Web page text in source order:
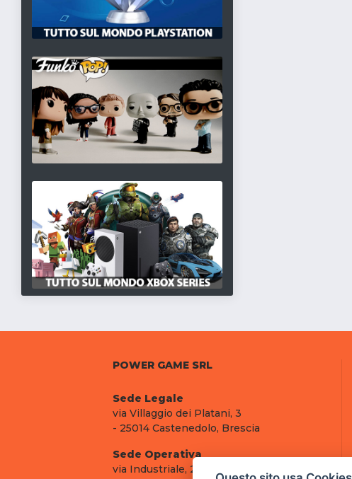
POWER GAME SRL
Sede Legale
via Villaggio dei Platani, 3
- 25014 Castenedolo, Brescia
Sede Operativa
via Industriale, 2 - 25082 Botticino, BS